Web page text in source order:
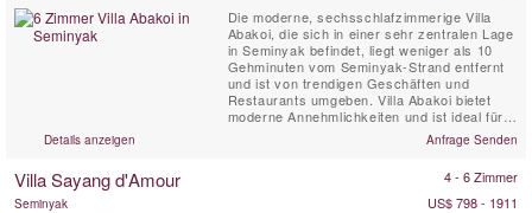
Die moderne, sechsschlafzimmerige Villa
Abakoi, die sich in einer sehr zentralen Lage
in Seminyak befindet, liegt weniger als 10
Gehminuten vom Seminyak-Strand entfernt
und ist von trendigen Geschäften und
Restaurants umgeben. Villa Abakoi bietet
moderne Annehmlichkeiten und ist ideal für
Familien oder Freunde, die einen
gemeinsamen Urlaub genießen möchten. Zu
Frühstück, kostenloses WLAN, klimatisierte
Details anzeigen Anfrage Senden
Villa Sayang d'Amour 4 - 6 Zimmer
Seminyak
US$ 798 - 1911